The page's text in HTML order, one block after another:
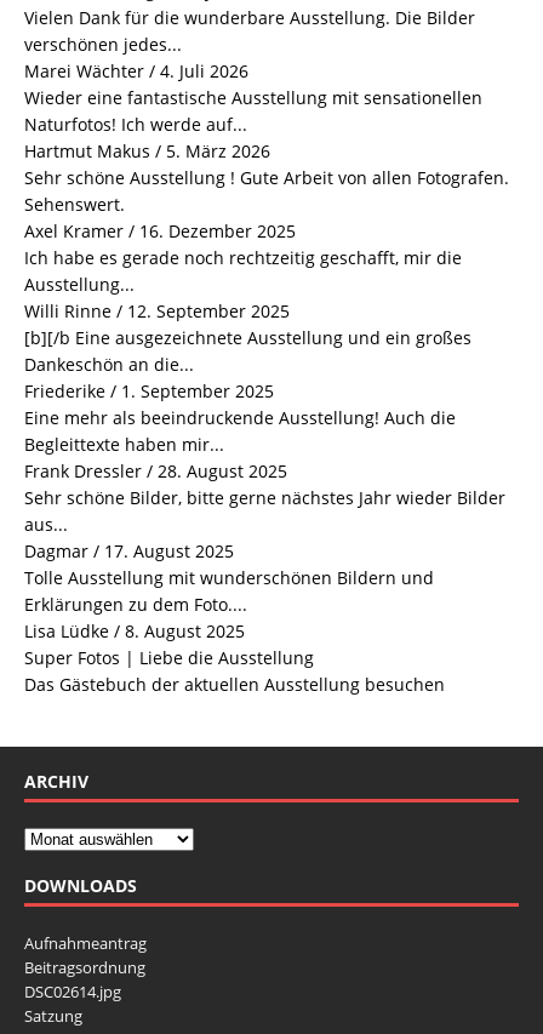
Vielen Dank für die wunderbare Ausstellung. Die Bilder
verschönen jedes...
Marei Wächter / 4. Juli 2026
Wieder eine fantastische Ausstellung mit sensationellen
Naturfotos! Ich werde auf...
Hartmut Makus / 5. März 2026
Sehr schöne Ausstellung ! Gute Arbeit von allen Fotografen.
Sehenswert.
Axel Kramer / 16. Dezember 2025
Ich habe es gerade noch rechtzeitig geschafft, mir die
Ausstellung...
Willi Rinne / 12. September 2025
[b][/b Eine ausgezeichnete Ausstellung und ein großes
Dankeschön an die...
Friederike / 1. September 2025
Eine mehr als beeindruckende Ausstellung! Auch die
Begleittexte haben mir...
Frank Dressler / 28. August 2025
Sehr schöne Bilder, bitte gerne nächstes Jahr wieder Bilder
aus...
Dagmar / 17. August 2025
Tolle Ausstellung mit wunderschönen Bildern und
Erklärungen zu dem Foto....
Lisa Lüdke / 8. August 2025
Super Fotos | Liebe die Ausstellung
Das Gästebuch der aktuellen Ausstellung besuchen
ARCHIV
DOWNLOADS
Aufnahmeantrag
Beitragsordnung
DSC02614.jpg
Satzung